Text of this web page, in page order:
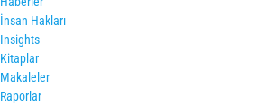
İnsan Hakları
Insights
Kitaplar
Makaleler
Raporlar